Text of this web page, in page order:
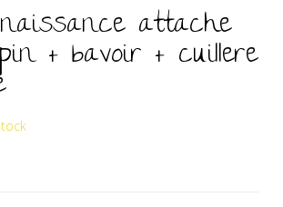
attache
+ bavoir + cuillere